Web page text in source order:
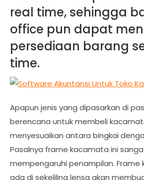
real time, sehingga
office pun dapat
persediaan barang
time.
Apapun jenis yang dipasarkan di
berencana untuk membeli
menyesuaikan antara bingkai
Pasalnya frame kacamata ini
mempengaruhi penampilan.
ada di sekeliling lensa akan